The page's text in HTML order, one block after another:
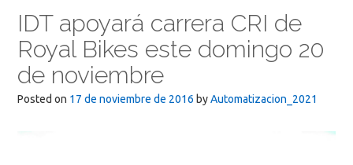
IDT apoyará carrera CRI de
Royal Bikes este domingo 20
de noviembre
Posted on 17 de noviembre de 2016 byAutomatizacion_2021